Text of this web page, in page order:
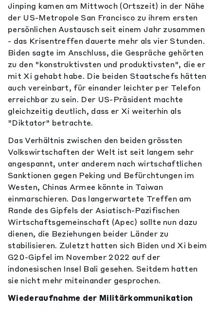
Jinping kamen am Mittwoch (Ortszeit) in der Nähe
der US-Metropole San Francisco zu ihrem ersten
persönlichen Austausch seit einem Jahr zusammen
- das Krisentreffen dauerte mehr als vier Stunden.
Biden sagte im Anschluss, die Gespräche gehörten
zu den "konstruktivsten und produktivsten", die er
mit Xi gehabt habe. Die beiden Staatschefs hätten
auch vereinbart, für einander leichter per Telefon
erreichbar zu sein. Der US-Präsident machte
gleichzeitig deutlich, dass er Xi weiterhin als
"Diktator" betrachte.
Das Verhältnis zwischen den beiden grössten
Volkswirtschaften der Welt ist seit langem sehr
angespannt, unter anderem nach wirtschaftlichen
Sanktionen gegen Peking und Befürchtungen im
Westen, Chinas Armee könnte in Taiwan
einmarschieren. Das langerwartete Treffen am
Rande des Gipfels der Asiatisch-Pazifischen
Wirtschaftsgemeinschaft (Apec) sollte nun dazu
dienen, die Beziehungen beider Länder zu
stabilisieren. Zuletzt hatten sich Biden und Xi beim
G20-Gipfel im November 2022 auf der
indonesischen Insel Bali gesehen. Seitdem hatten
sie nicht mehr miteinander gesprochen.
Wiederaufnahme der Militärkommunikation